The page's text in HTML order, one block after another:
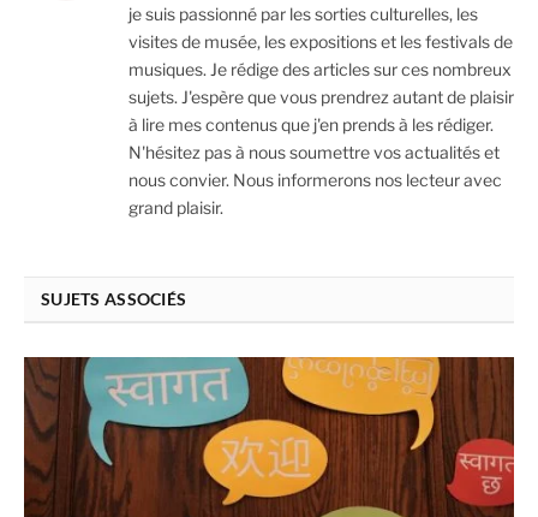
je suis passionné par les sorties culturelles, les
visites de musée, les expositions et les festivals de
musiques. Je rédige des articles sur ces nombreux
sujets. J'espère que vous prendrez autant de plaisir
à lire mes contenus que j'en prends à les rédiger.
N'hésitez pas à nous soumettre vos actualités et
nous convier. Nous informerons nos lecteur avec
grand plaisir.
SUJETS ASSOCIÉS